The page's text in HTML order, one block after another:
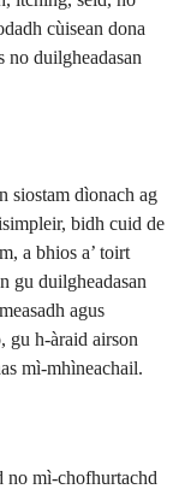
cùisean dona
no duilgheadasan
siostam dìonach ag
bidh cuid de
a bhios a’ toirt
gu duilgheadasan
agus
gu h-àraid airson
mì-mhìneachail.
no mì-chofhurtachd